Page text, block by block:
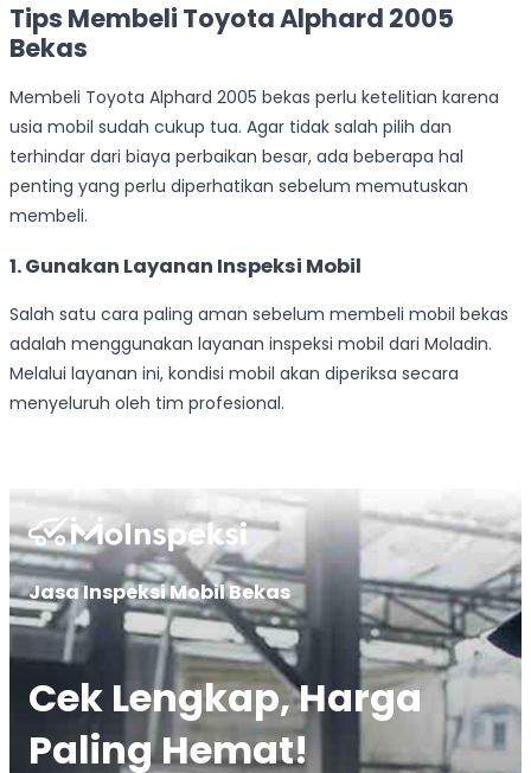
Tips Membeli Toyota Alphard 2005
Bekas
Membeli Toyota Alphard 2005 bekas perlu ketelitian karena
usia mobil sudah cukup tua. Agar tidak salah pilih dan
terhindar dari biaya perbaikan besar, ada beberapa hal
penting yang perlu diperhatikan sebelum memutuskan
membeli.
1. Gunakan Layanan Inspeksi Mobil
Salah satu cara paling aman sebelum membeli mobil bekas
adalah menggunakan layanan inspeksi mobil dari Moladin.
Melalui layanan ini, kondisi mobil akan diperiksa secara
menyeluruh oleh tim profesional.